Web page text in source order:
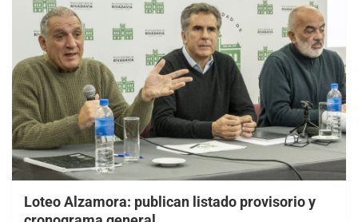
Loteo Alzamora: publican listado provisorio y